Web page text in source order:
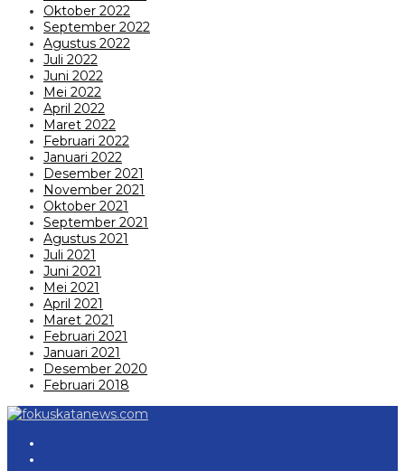
Oktober 2022
September 2022
Agustus 2022
Juli 2022
Juni 2022
Mei 2022
April 2022
Maret 2022
Februari 2022
Januari 2022
Desember 2021
November 2021
Oktober 2021
September 2021
Agustus 2021
Juli 2021
Juni 2021
Mei 2021
April 2021
Maret 2021
Februari 2021
Januari 2021
Desember 2020
Februari 2018